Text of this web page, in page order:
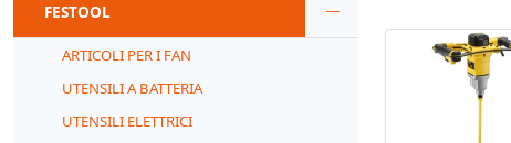
FESTOOL
ARTICOLI PER I FAN
UTENSILI A BATTERIA
UTENSILI ELETTRICI